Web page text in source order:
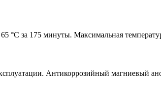
за 175 минуты. Максимальная
Антикоррозийный магниевый